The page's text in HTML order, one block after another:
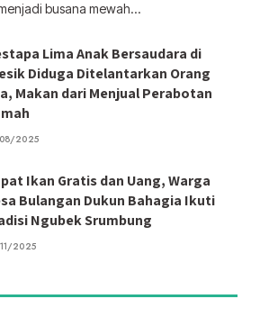
busana mewah…
Lima Anak Bersaudara di
Diduga Ditelantarkan Orang
Makan dari Menjual Perabotan
2025
Ikan Gratis dan Uang, Warga
Bulangan Dukun Bahagia Ikuti
Ngubek Srumbung
2025